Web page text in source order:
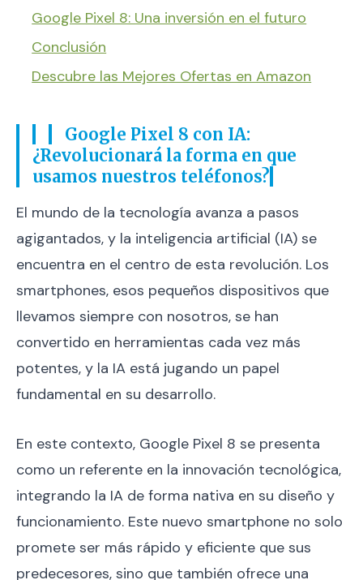
Google Pixel 8: Una inversión en el futuro
Conclusión
Descubre las Mejores Ofertas en Amazon
Google Pixel 8 con IA:
¿Revolucionará la forma en que
usamos nuestros teléfonos?
El mundo de la tecnología avanza a pasos
agigantados, y la inteligencia artificial (IA) se
encuentra en el centro de esta revolución. Los
smartphones, esos pequeños dispositivos que
llevamos siempre con nosotros, se han
convertido en herramientas cada vez más
potentes, y la IA está jugando un papel
fundamental en su desarrollo.
En este contexto, Google Pixel 8 se presenta
como un referente en la innovación tecnológica,
integrando la IA de forma nativa en su diseño y
funcionamiento. Este nuevo smartphone no solo
promete ser más rápido y eficiente que sus
predecesores, sino que también ofrece una